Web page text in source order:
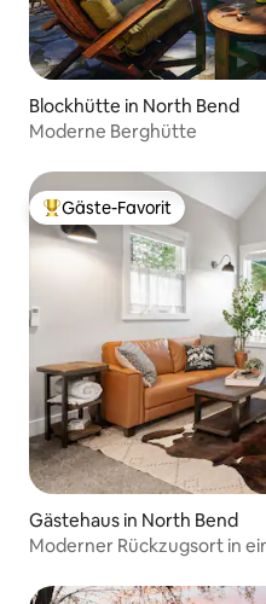
Blockhütte in North Bend
Moderne Berghütte
Beliebter Gäste-Favorit.
Gäste-Favorit
Gästehaus in North Bend
Moderner Rückzugsort in